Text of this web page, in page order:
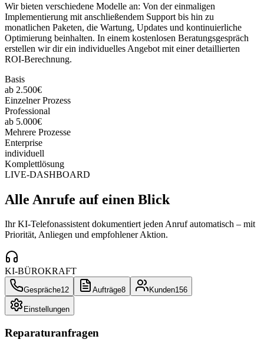
Wir bieten verschiedene Modelle an: Von der einmaligen
Implementierung mit anschließendem Support bis hin zu
monatlichen Paketen, die Wartung, Updates und kontinuierliche
Optimierung beinhalten. In einem kostenlosen Beratungsgespräch
erstellen wir dir ein individuelles Angebot mit einer detaillierten
ROI-Berechnung.
Basis
ab 2.500€
Einzelner Prozess
Professional
ab 5.000€
Mehrere Prozesse
Enterprise
individuell
Komplettlösung
LIVE-DASHBOARD
Alle Anrufe auf einen Blick
Ihr KI-Telefonassistent dokumentiert jeden Anruf automatisch – mit
Priorität, Anliegen und empfohlener Aktion.
KI-BÜROKRAFT
Gespräche12 Aufträge8 Kunden156
Einstellungen
Reparaturanfragen